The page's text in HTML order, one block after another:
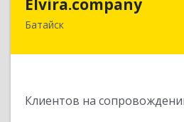
Батайск
Клиентов на